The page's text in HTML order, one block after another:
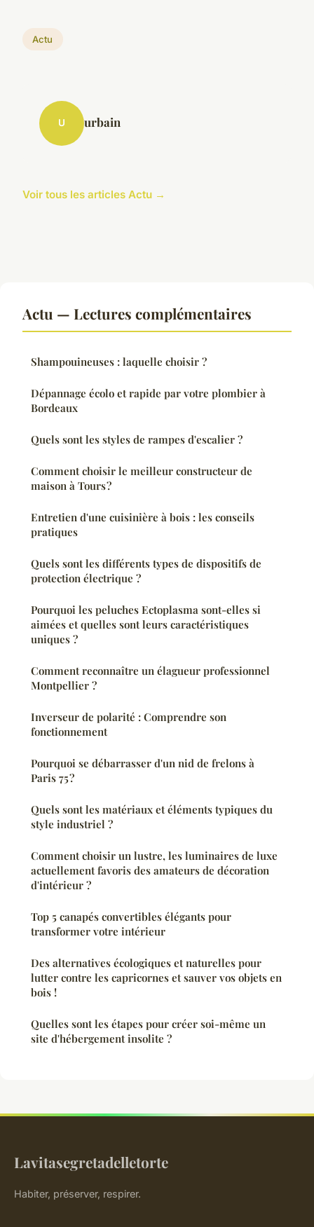
Actu
U urbain
Voir tous les articles Actu →
Actu — Lectures complémentaires
Shampouineuses : laquelle choisir ?
Dépannage écolo et rapide par votre plombier à
Bordeaux
Quels sont les styles de rampes d'escalier ?
Comment choisir le meilleur constructeur de
maison à Tours ?
Entretien d'une cuisinière à bois : les conseils
pratiques
Quels sont les différents types de dispositifs de
protection électrique ?
Pourquoi les peluches Ectoplasma sont-elles si
aimées et quelles sont leurs caractéristiques
uniques ?
Comment reconnaître un élagueur professionnel
Montpellier ?
Inverseur de polarité : Comprendre son
fonctionnement
Pourquoi se débarrasser d'un nid de frelons à
Paris 75 ?
Quels sont les matériaux et éléments typiques du
style industriel ?
Comment choisir un lustre, les luminaires de luxe
actuellement favoris des amateurs de décoration
d'intérieur ?
Top 5 canapés convertibles élégants pour
transformer votre intérieur
Des alternatives écologiques et naturelles pour
lutter contre les capricornes et sauver vos objets en
bois !
Quelles sont les étapes pour créer soi-même un
site d'hébergement insolite ?
Lavitasegretadelletorte
Habiter, préserver, respirer.